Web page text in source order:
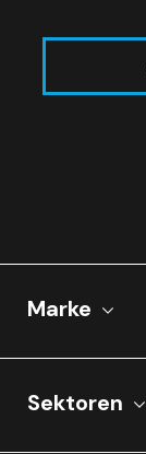
Marke
Sektoren